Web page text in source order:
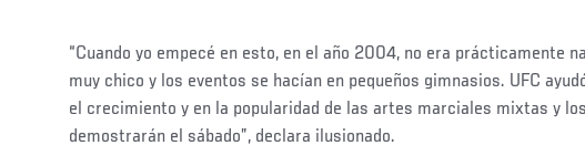
“Cuando yo empecé en esto, en el año 2004, no era prácticamente
muy chico y los eventos se hacían en pequeños gimnasios. UFC
el crecimiento y en la popularidad de las artes marciales mixtas y
demostrarán el sábado”, declara ilusionado.